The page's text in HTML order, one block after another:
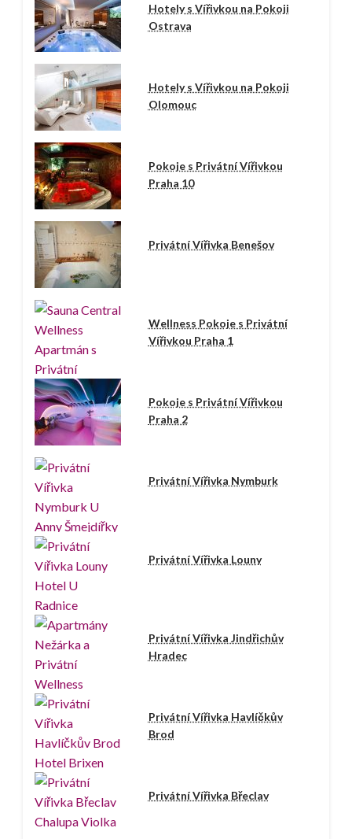
Hotely s Vířivkou na Pokoji
Ostrava
Hotely s Vířivkou na Pokoji
Olomouc
Pokoje s Privátní Vířivkou
Praha 10
Privátní Vířivka Benešov
Wellness Pokoje s Privátní
Vířivkou Praha 1
Pokoje s Privátní Vířivkou
Praha 2
Privátní Vířivka Nymburk
Privátní Vířivka Louny
Privátní Vířivka Jindřichův
Hradec
Privátní Vířivka Havlíčkův
Brod
Privátní Vířivka Břeclav